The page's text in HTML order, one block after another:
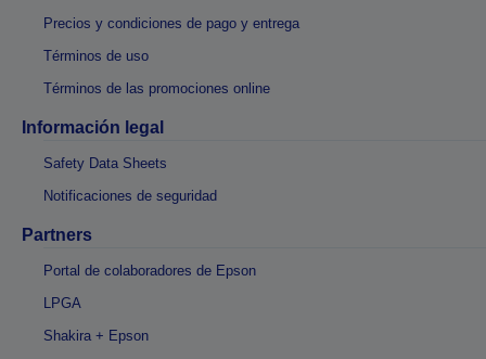
Precios y condiciones de pago y entrega
Términos de uso
Términos de las promociones online
Información legal
Safety Data Sheets
Notificaciones de seguridad
Partners
Portal de colaboradores de Epson
LPGA
Shakira + Epson